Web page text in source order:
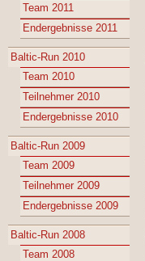
Team 2011
Endergebnisse 2011
Baltic-Run 2010
Team 2010
Teilnehmer 2010
Endergebnisse 2010
Baltic-Run 2009
Team 2009
Teilnehmer 2009
Endergebnisse 2009
Baltic-Run 2008
Team 2008